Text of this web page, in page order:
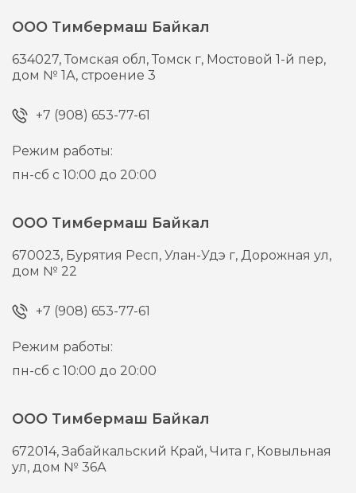
ООО Тимбермаш Байкал
634027,Томская обл, Томск г, Мостовой 1-й пер,
дом № 1А, строение 3
+7 (908) 653-77-61
Режим работы:
пн-сб с 10:00 до 20:00
ООО Тимбермаш Байкал
670023, Бурятия Респ, Улан-Удэ г,Дорожная ул,
дом № 22
+7 (908) 653-77-61
Режим работы:
пн-сб с 10:00 до 20:00
ООО Тимбермаш Байкал
672014,Забайкальский Край, Чита г, Ковыльная
ул, дом № 36А